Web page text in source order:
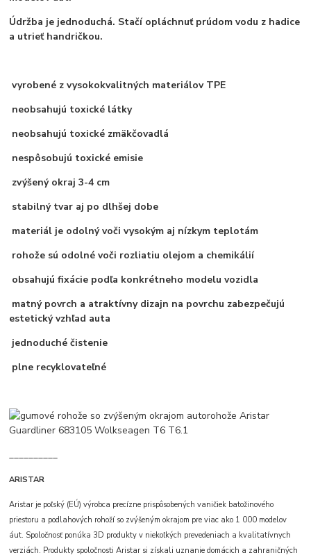
Údržba je jednoduchá. Stačí opláchnuť prúdom vodu z hadice
a utrieť handričkou.
vyrobené z vysokokvalitných materiálov TPE
neobsahujú toxické látky
neobsahujú toxické zmäkčovadlá
nespôsobujú toxické emisie
zvýšený okraj 3-4 cm
stabilný tvar aj po dlhšej dobe
materiál je odolný voči vysokým aj nízkym teplotám
rohože sú odolné voči rozliatiu olejom a chemikálií
obsahujú fixácie podľa konkrétneho modelu vozidla
matný povrch a atraktívny dizajn na povrchu zabezpečujú
estetický vzhľad auta
jednoduché čistenie
plne recyklovateľné
ARISTAR
Aristar je poľský (EÚ) výrobca precízne prispôsobených vaničiek batožinového
priestoru a podlahových rohoží so zvýšeným okrajom pre viac ako 1 000 modelov
áut. Spoločnosť ponúka 3D produkty v niekoľkých prevedeniach a kvalitatívnych
verziách. Produkty spoločnosti Aristar si získali uznanie domácich a zahraničných